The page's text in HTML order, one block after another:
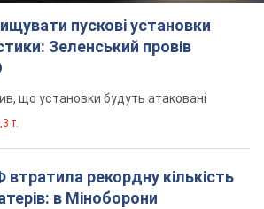
пускові установки
Зеленський провів
що установки будуть атаковані
т.
втратила рекордну кількість
в Міноборони